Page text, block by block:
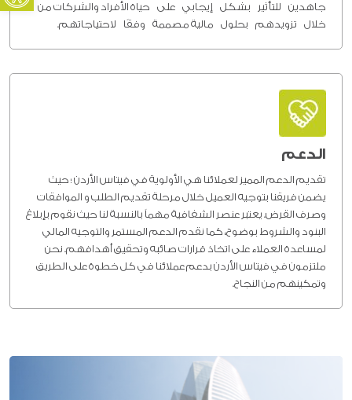
جاهدين للتأثير بشكل إيجابي على حياة الأفراد والشركات من
خلال تزويدهم بحلول مالية مصممة وفقًا لاحتياجاتهم.
الدعم
تقديم الدعم المميز لعملائنا هي الأولوية في فيتاس الأردن ؛ حيث
يضمن فريقنا بتوجيه العميل خلال مرحلة تقديم الطلب و الموافقات
وصرف القرض. يعتبر عنصر الشفافية مهماً بالنسبة لنا حيث نقوم بإبلاغ
البنود والشروط بوضوح، كما نقدم الدعم المستمر والتوجيه المالي
لمساعدة العملاء على اتخاذ قرارات صائبه وتحقيق أهدافهم. نحن
ملتزمون في فيتاس الأردن بدعم عملائنا في كل خطوة على الطريق
وتمكينهم من النجاح.